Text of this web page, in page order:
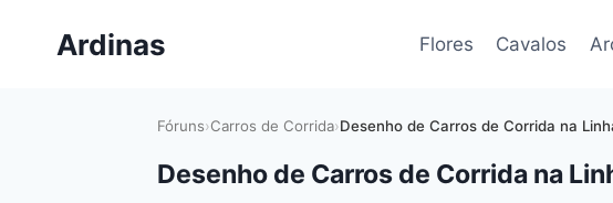
Ardinas Flores Cavalos
Fóruns›Carros de Corrida›Desenho de Carros de Corrida na
Desenho de Carros de Corrida na